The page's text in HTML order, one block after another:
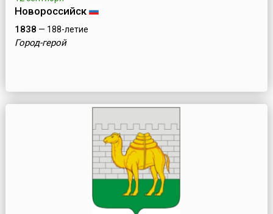
Новороссийск
1838 — 188-летие
Город-герой